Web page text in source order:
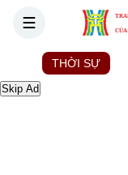
THỜI SỰ
Skip Ad